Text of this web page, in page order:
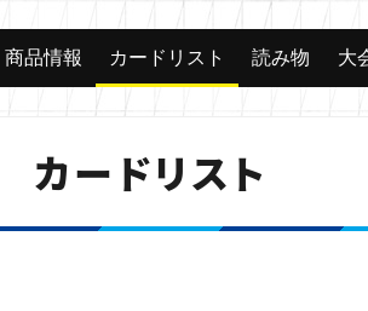
商品情報 カードリスト 読み物 大
カードリスト